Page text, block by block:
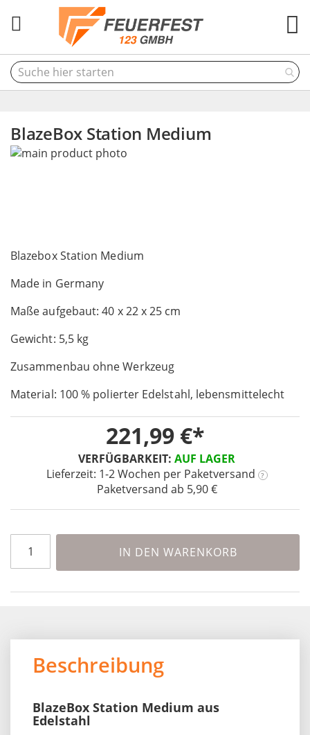
BlazeBox Station Medium
Blazebox Station Medium
Made in Germany
Maße aufgebaut: 40 x 22 x 25 cm
Gewicht: 5,5 kg
Zusammenbau ohne Werkzeug
Material: 100 % polierter Edelstahl, lebensmittelecht
VERFÜGBARKEIT: AUF LAGER
Lieferzeit: 1-2 Wochen per Paketversand ?
Paketversand ab 5,90 €
221,99 €
IN DEN WARENKORB
Skip
gallery
to
beginning
the
images
gallery
Beschreibung
BlazeBox Station Medium aus
Edelstahl